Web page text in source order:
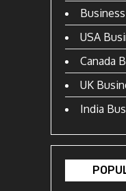
USA
Canada
UK
India